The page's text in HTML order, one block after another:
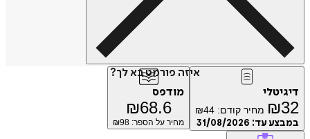
איזה פורמט בא לך?
₪ מחיר קודם: ₪44
עד:31/08/2026
מודפס
₪68.6
מחיר על הספר: ₪98